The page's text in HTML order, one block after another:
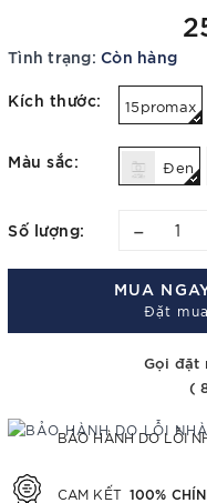
Tình trạng: Còn hàng
Kích thước: 15promax
Màu sắc: Đen
Số lượng: –
MUA
Đặt
Gọi đặt
(
BẢO HÀNH DO LỖI
CAM KẾT 100%